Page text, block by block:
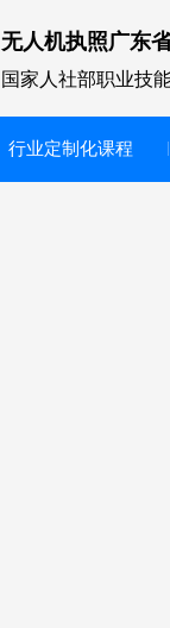
无人机执照广东
国家人社部职业技
行业定制化课程